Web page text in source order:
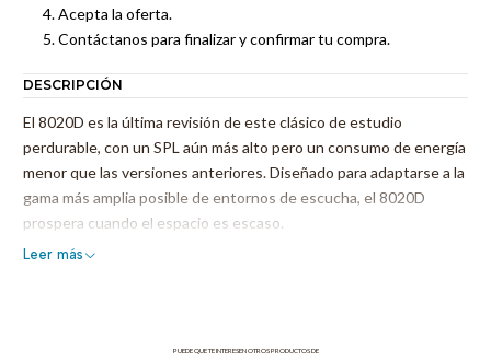
Acepta la oferta.
Contáctanos para finalizar y confirmar tu compra.
DESCRIPCIÓN
El 8020D es la última revisión de este clásico de estudio
perdurable, con un SPL aún más alto pero un consumo de energía
menor que las versiones anteriores. Diseñado para adaptarse a la
gama más amplia posible de entornos de escucha, el 8020D
prospera cuando el espacio es escaso.
A los ingenieros les encanta la reproducción transparente y veraz
Leer más
PUEDE QUE TE INTERESEN OTROS PRODUCTOS DE